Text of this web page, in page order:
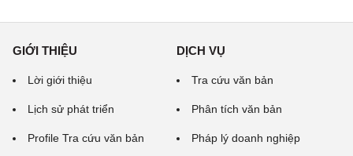
GIỚI THIỆU
Lời giới thiệu
Lịch sử phát triển
Profile Tra cứu văn bản
DỊCH VỤ
Tra cứu văn bản
Phân tích văn bản
Pháp lý doanh nghiệp